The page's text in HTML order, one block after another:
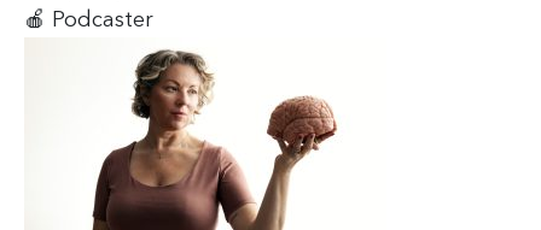
🍎
Podcaster